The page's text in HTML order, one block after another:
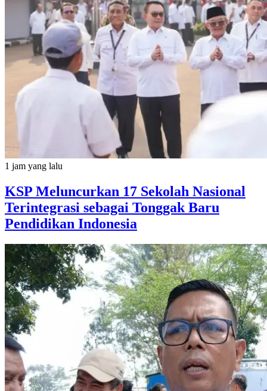
1 jam yang lalu
KSP Meluncurkan 17 Sekolah Nasional
Terintegrasi sebagai Tonggak Baru
Pendidikan Indonesia